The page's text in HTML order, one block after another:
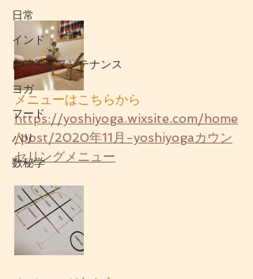
日常
インド
自律神経メンテナンス
ヨガ
フード
バリ
数秘学
メニューはこちらから
https://yoshiyoga.wixsite.com/home
/post/2020年11月-yoshiyogaカウン
セリングメニュー